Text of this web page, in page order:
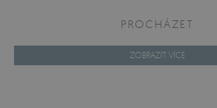
PROCHÁZET
ZOBRAZIT VÍCE